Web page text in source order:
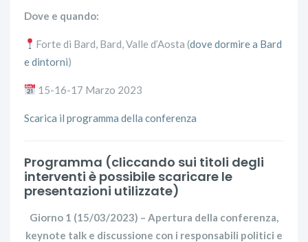
Dove e quando:
Forte di Bard, Bard, Valle d’Aosta (dove dormire a Bard
e dintorni)
15-16-17 Marzo 2023
Scarica il programma della conferenza
Programma (cliccando sui titoli degli
interventi è possibile scaricare le
presentazioni utilizzate)
Giorno 1 (15/03/2023) – Apertura della conferenza,
keynote talk e discussione con i responsabili politici e